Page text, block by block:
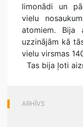
limonādi un
vielu
atomiem. Bija
uzzinājām kā
vielu virsmas
Tas bija ļoti
ARHĪVS